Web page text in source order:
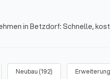
in Betzdorf: Schnelle,
Neubau (192)